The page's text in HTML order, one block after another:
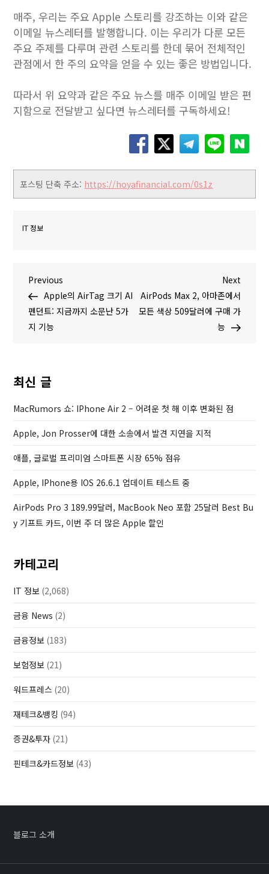
매주, 우리는 주요 Apple 스토리를 강조하는 이와 같은
이메일 뉴스레터를 발행합니다. 이는 우리가 다룬 모든
주요 주제를 다루며 관련 스토리를 한데 묶어 전체적인
관점에서 한 주의 요약을 얻을 수 있는 좋은 방법입니다.
따라서 위 요약과 같은 주요 뉴스를 매주 이메일 받은 편
지함으로 전달받고 싶다면 뉴스레터를 구독하세요!
포스팅 단축 주소: https://hoyafinancial.com/0s1z
IT 정보
글
탐
P
r
e
v
s
P
o
s
Previous
Apple의 AirTag 크기 AI
펜던트: 지금까지 소문난 5가
지 기능
N
e
x
t
Next
AirPods Max 2, 아마존에서
모든 색상 509달러에 구매 가
능
최신 글
MacRumors 쇼: IPhone Air 2 – 어려운 첫 해 이후 변화된 점
Apple, Jon Prosser에 대한 소송에서 발견 지연을 지적
애플, 글로벌 프리미엄 스마트폰 시장 65% 점유
Apple, IPhone용 IOS 26.6.1 업데이트 테스트 중
AirPods Pro 3 189.99달러, MacBook Neo 포함 25달러 Best Bu
Y 기프트 카드, 이번 주 더 많은 Apple 할인
카테고리
IT 정보 (2,068)
금융 News (2)
금융정보 (183)
보험정보 (21)
워드프레스 (20)
재테크&뱅킹 (94)
증권&투자 (21)
핀테크&카드정보 (43)
블로그 소개